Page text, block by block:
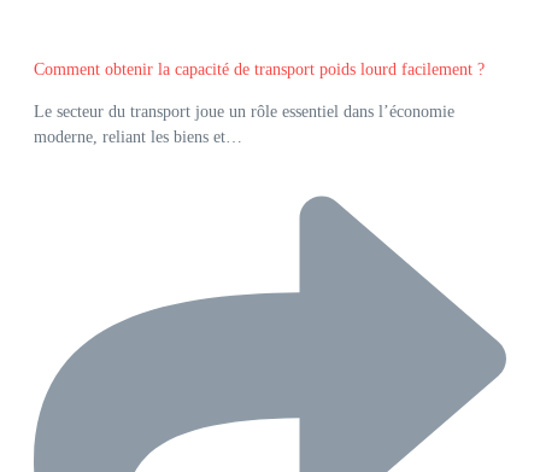
Comment obtenir la capacité de transport poids lourd facilement ?
Le secteur du transport joue un rôle essentiel dans l’économie
moderne, reliant les biens et…